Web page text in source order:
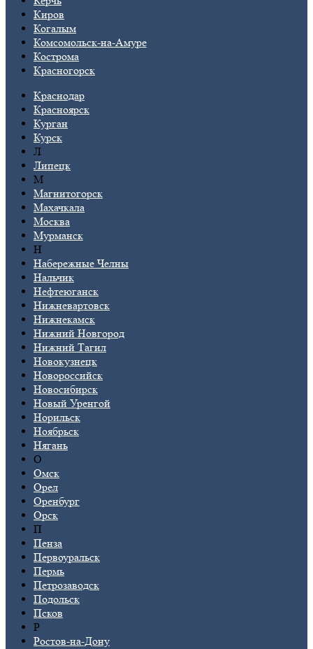
Киров
Когалым
Комсомольск-на-Амуре
Кострома
Красногорск
Краснодар
Красноярск
Курган
Курск
Л
Липецк
М
Магнитогорск
Махачкала
Москва
Мурманск
Н
Набережные Челны
Нальчик
Нефтеюганск
Нижневартовск
Нижнекамск
Нижний Новгород
Нижний Тагил
Новокузнецк
Новороссийск
Новосибирск
Новый Уренгой
Норильск
Ноябрьск
Нягань
О
Омск
Орел
Оренбург
Орск
П
Пенза
Первоуральск
Пермь
Петрозаводск
Подольск
Псков
Р
Ростов-на-Дону